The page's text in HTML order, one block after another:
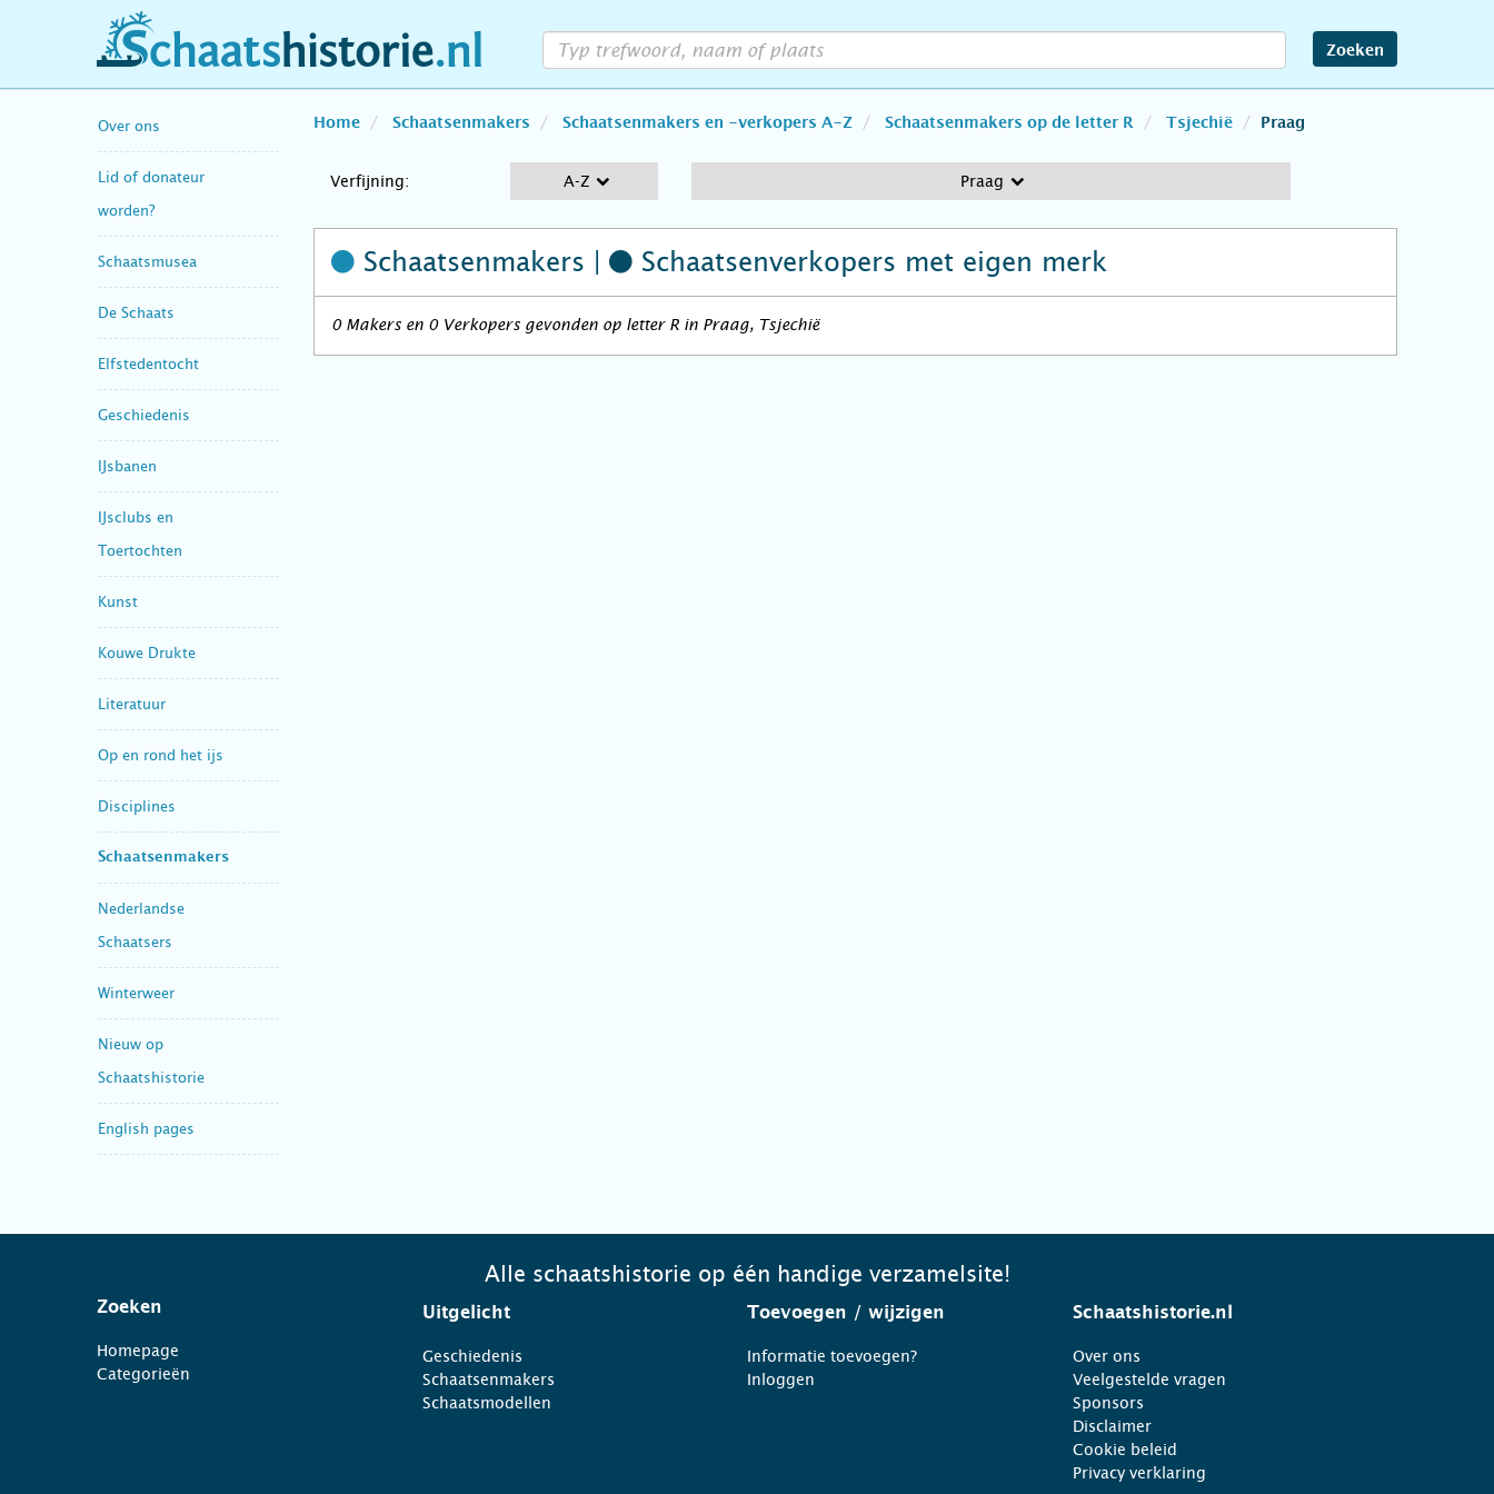
schaatshistorie.nl Zoeken
Over ons
Lid of donateur
worden?
Schaatsmusea
De Schaats
Elfstedentocht
Geschiedenis
IJsbanen
IJsclubs en
Toertochten
Kunst
Kouwe Drukte
Literatuur
Op en rond het ijs
Disciplines
Schaatsenmakers
Nederlandse
Schaatsers
Winterweer
Nieuw op
Schaatshistorie
English pages
Home Schaatsenmakers Schaatsenmakers en -verkopers A-Z Schaatsenmakers op de letter R Tsjechië Praag
Verfijning: A-Z Praag
Schaatsenmakers | Schaatsenverkopers met eigen merk
0 Makers en 0 Verkopers gevonden op letter R in Praag, Tsjechië
Alle schaatshistorie op één handige verzamelsite!
Zoeken
Homepage
Categorieën
Uitgelicht
Geschiedenis
Schaatsenmakers
Schaatsmodellen
Toevoegen / wijzigen
Informatie toevoegen?
Inloggen
Schaatshistorie.nl
Over ons
Veelgestelde vragen
Sponsors
Disclaimer
Cookie beleid
Privacy verklaring